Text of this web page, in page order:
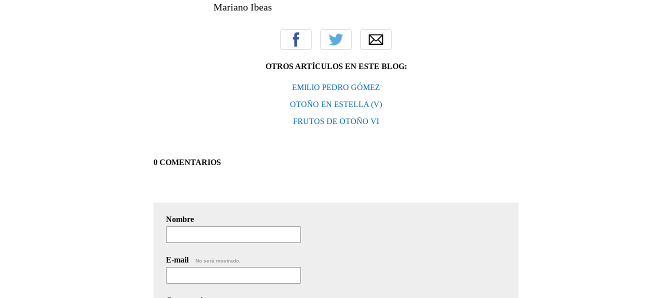
Mariano Ibeas
OTROS ARTÍCULOS EN ESTE BLOG:
EMILIO PEDRO GÓMEZ
OTOÑO EN ESTELLA (V)
FRUTOS DE OTOÑO VI
0 COMENTARIOS
Nombre
E-mail No será mostrado.